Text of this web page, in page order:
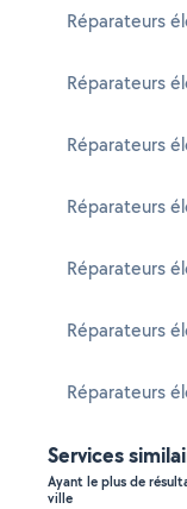
Réparateurs
Réparateurs
Réparateurs
Réparateurs
Réparateurs
Réparateurs
Réparateurs
Services
Ayant le plus de
ville